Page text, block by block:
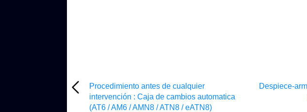
Procedimiento antes de cualquier
intervención : Caja de cambios automatica
(AT6 / AM6 / AMN8 / ATN8 / eATN8)
Despiece-